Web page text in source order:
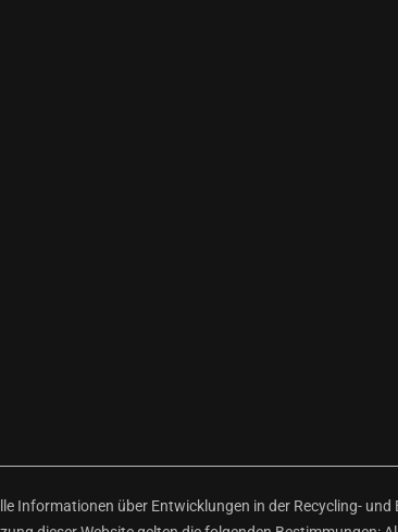
Informationen über Entwicklungen in der Recycling-